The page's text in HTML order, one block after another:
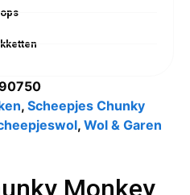
, Scheepjes Chunky
, Wol & Garen
Monkey